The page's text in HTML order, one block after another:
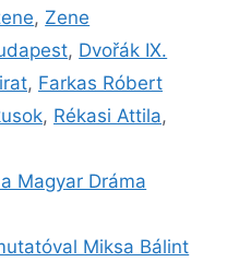
, Zene
, Dvořák IX.
, Farkas Róbert
, Rékasi Attila,
Magyar Dráma
Miksa Bálint